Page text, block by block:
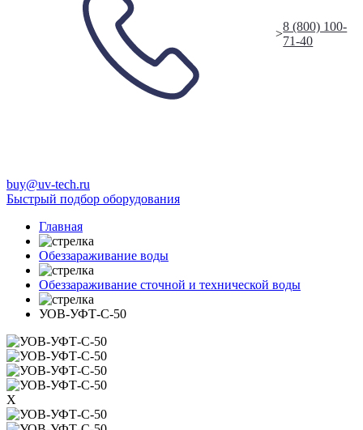
>
8 (800) 100-
71-40
buy@uv-tech.ru
Быстрый подбор оборудования
Главная
Обеззараживание воды
Обеззараживание сточной и технической воды
УОВ-УФТ-С-50
X